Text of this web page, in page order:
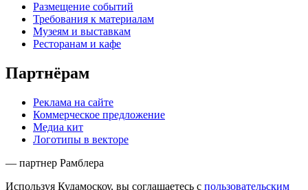
Размещение событий
Требования к материалам
Музеям и выставкам
Ресторанам и кафе
Партнёрам
Реклама на сайте
Коммерческое предложение
Медиа кит
Логотипы в векторе
— партнер Рамблера
Используя Кудамоскоу, вы соглашаетесь с пользовательским